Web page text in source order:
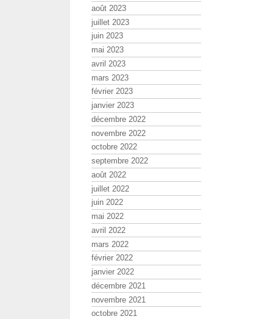
août 2023
juillet 2023
juin 2023
mai 2023
avril 2023
mars 2023
février 2023
janvier 2023
décembre 2022
novembre 2022
octobre 2022
septembre 2022
août 2022
juillet 2022
juin 2022
mai 2022
avril 2022
mars 2022
février 2022
janvier 2022
décembre 2021
novembre 2021
octobre 2021